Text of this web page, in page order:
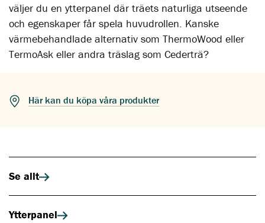
väljer du en ytterpanel där träets naturliga utseende
och egenskaper får spela huvudrollen. Kanske
värmebehandlade alternativ som ThermoWood eller
TermoAsk eller andra träslag som Cederträ?
Här kan du köpa våra produkter
Se allt
Ytterpanel